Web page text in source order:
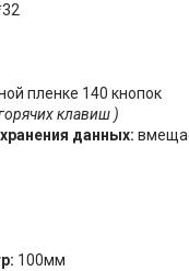
пленке 140 кнопок
клавиш )
данных:
100мм